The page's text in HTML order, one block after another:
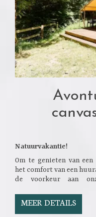
Natuurvakantie!
Om te genieten van
het comfort van een
de voorkeur aan
MEER DETAILS